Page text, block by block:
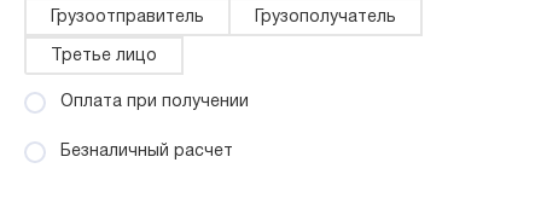
Грузоотправитель Грузополучатель
Третье лицо
Оплата при получении
Безналичный расчет